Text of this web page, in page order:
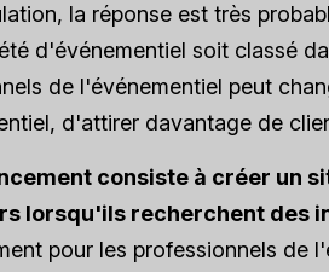
la réponse est très
d'événementiel soit classé
de l'événementiel peut
d'attirer davantage de
consiste à créer un
lorsqu'ils recherchent des
pour les professionnels de